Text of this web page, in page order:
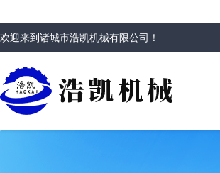
欢迎来到诸城市浩凯机械有限公司 ！